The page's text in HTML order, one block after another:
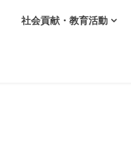
社会貢献・教育活動